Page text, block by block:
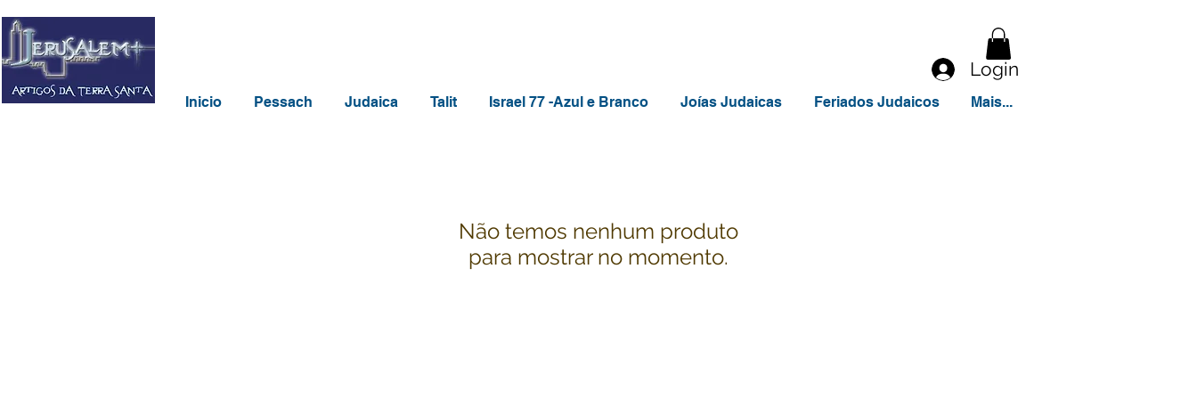
Inicio Pessach Judaica Talit Israel 77 -Azul e Branco Joías Judaicas Feriados Judaicos Mais...
Login
Não temos nenhum produto
para mostrar no momento.